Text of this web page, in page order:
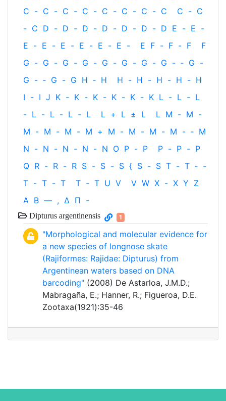
C - C - C - C - C - C - C - C C - C
- C D - D - D - D - D - D - D E - E -
E - E - E - E - E - E - E F - F - F
F
G - G - G - G - G - G - G - G - ‐ G -
G - ‐ G - G H ‐ H H - H - H - H - H
I - I J K - K - K - K - K - K L - L - L
- L - L - L - L L + L ± L L M - M -
M - M - M - M + M - M - M - M - ‐ M
N - N - N - N - N O P - P P - P - P
Q R - R - R S - S - S { S - S T - T ‐ -
T - T - T T - T U V V W X - X Y Z
Α Β — , Δ Π -
Dipturus argentinensis 1
"Morphological and molecular evidence for
a new species of longnose skate
(Rajiformes: Rajidae: Dipturus) from
Argentinean waters based on DNA
barcoding" (2008) De Astarloa, J.M.D.;
Mabragaña, E.; Hanner, R.; Figueroa, D.E.
Zootaxa(1921):35-46